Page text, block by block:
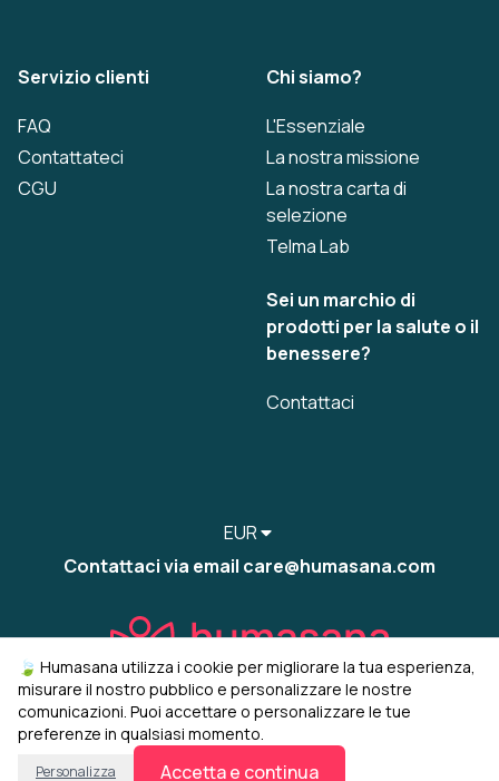
Servizio clienti
FAQ
Contattateci
CGU
Chi siamo?
L'Essenziale
La nostra missione
La nostra carta di
selezione
Telma Lab
Sei un marchio di
prodotti per la salute o il
benessere?
Contattaci
EUR
Contattaci via email care@humasana.com
© 2022-2026 humasana Gestisci i miei cookie
🍃 Humasana utilizza i cookie per migliorare la tua esperienza,
misurare il nostro pubblico e personalizzare le nostre
comunicazioni. Puoi accettare o personalizzare le tue
preferenze in qualsiasi momento.
Personalizza Accetta e continua